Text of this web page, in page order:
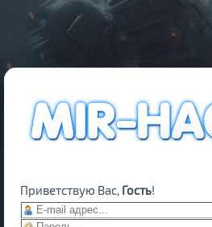
Приветствую Вас, Гость!